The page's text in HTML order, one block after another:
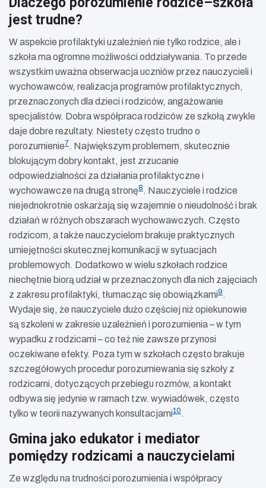
jest trudne?
W aspekcie profilaktyki uzależnień nie tylko rodzice, ale i
szkoła ma ogromne możliwości oddziaływania. To przede
wszystkim uważna obserwacja uczniów przez nauczycieli i
wychowawców, realizacja programów profilaktycznych,
przeznaczonych dla dzieci i rodziców, angażowanie
specjalistów. Dobra współpraca rodziców ze szkołą zwykle
daje dobre rezultaty. Niestety często trudno o
porozumienie7. Największym problemem, skutecznie
blokującym dobry kontakt, jest zrzucanie
odpowiedzialności za działania profilaktyczne i
wychowawcze na drugą stronę8 . Nauczyciele i rodzice
niejednokrotnie oskarżają się wzajemnie o nieudolność i brak
działań w różnych obszarach wychowawczych. Często
rodzicom, a także nauczycielom brakuje praktycznych
umiejętności skutecznej komunikacji w sytuacjach
problemowych. Dodatkowo w wielu szkołach rodzice
niechętnie biorą udział w przeznaczonych dla nich zajęciach
z zakresu profilaktyki, tłumacząc się obowiązkami9 .
Wydaje się, że nauczyciele dużo częściej niż opiekunowie
są szkoleni w zakresie uzależnień i porozumienia – w tym
wypadku z rodzicami – co też nie zawsze przynosi
oczekiwane efekty. Poza tym w szkołach często brakuje
szczegółowych procedur porozumiewania się szkoły z
rodzicami, dotyczących przebiegu rozmów, a kontakt
odbywa się jedynie w ramach tzw. wywiadówek, często
tylko w teorii nazywanych konsultacjami10 .
Gmina jako edukator i mediator
pomiędzy rodzicami a nauczycielami
Ze względu na trudności porozumienia i współpracy